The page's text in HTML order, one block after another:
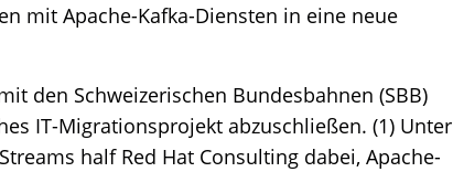
mit Apache-Kafka-Diensten in eine neue
den Schweizerischen Bundesbahnen (SBB)
IT-Migrationsprojekt abzuschließen. (1) Unter
half Red Hat Consulting dabei, Apache-